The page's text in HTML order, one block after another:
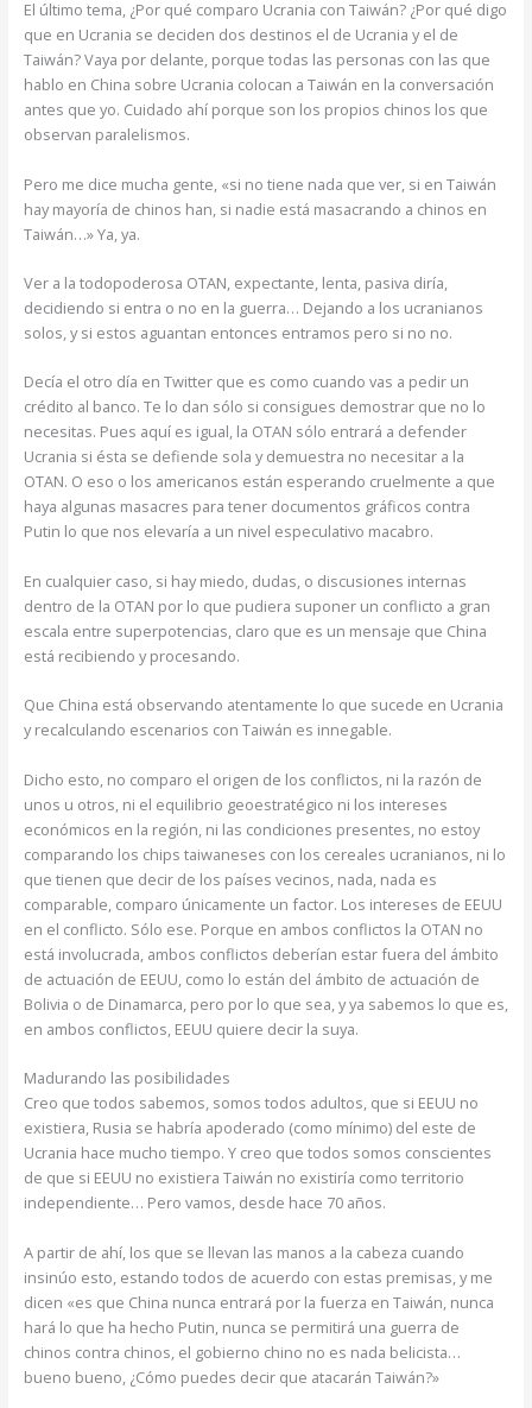
El último tema, ¿Por qué comparo Ucrania con Taiwán? ¿Por qué digo
que en Ucrania se deciden dos destinos el de Ucrania y el de
Taiwán? Vaya por delante, porque todas las personas con las que
hablo en China sobre Ucrania colocan a Taiwán en la conversación
antes que yo. Cuidado ahí porque son los propios chinos los que
observan paralelismos.
Pero me dice mucha gente, «si no tiene nada que ver, si en Taiwán
hay mayoría de chinos han, si nadie está masacrando a chinos en
Taiwán…» Ya, ya.
Ver a la todopoderosa OTAN, expectante, lenta, pasiva diría,
decidiendo si entra o no en la guerra… Dejando a los ucranianos
solos, y si estos aguantan entonces entramos pero si no no.
Decía el otro día en Twitter que es como cuando vas a pedir un
crédito al banco. Te lo dan sólo si consigues demostrar que no lo
necesitas. Pues aquí es igual, la OTAN sólo entrará a defender
Ucrania si ésta se defiende sola y demuestra no necesitar a la
OTAN. O eso o los americanos están esperando cruelmente a que
haya algunas masacres para tener documentos gráficos contra
Putin lo que nos elevaría a un nivel especulativo macabro.
En cualquier caso, si hay miedo, dudas, o discusiones internas
dentro de la OTAN por lo que pudiera suponer un conflicto a gran
escala entre superpotencias, claro que es un mensaje que China
está recibiendo y procesando.
Que China está observando atentamente lo que sucede en Ucrania
y recalculando escenarios con Taiwán es innegable.
Dicho esto, no comparo el origen de los conflictos, ni la razón de
unos u otros, ni el equilibrio geoestratégico ni los intereses
económicos en la región, ni las condiciones presentes, no estoy
comparando los chips taiwaneses con los cereales ucranianos, ni lo
que tienen que decir de los países vecinos, nada, nada es
comparable, comparo únicamente un factor. Los intereses de EEUU
en el conflicto. Sólo ese. Porque en ambos conflictos la OTAN no
está involucrada, ambos conflictos deberían estar fuera del ámbito
de actuación de EEUU, como lo están del ámbito de actuación de
Bolivia o de Dinamarca, pero por lo que sea, y ya sabemos lo que es,
en ambos conflictos, EEUU quiere decir la suya.
Madurando las posibilidades
Creo que todos sabemos, somos todos adultos, que si EEUU no
existiera, Rusia se habría apoderado (como mínimo) del este de
Ucrania hace mucho tiempo. Y creo que todos somos conscientes
de que si EEUU no existiera Taiwán no existiría como territorio
independiente… Pero vamos, desde hace 70 años.
A partir de ahí, los que se llevan las manos a la cabeza cuando
insinúo esto, estando todos de acuerdo con estas premisas, y me
dicen «es que China nunca entrará por la fuerza en Taiwán, nunca
hará lo que ha hecho Putin, nunca se permitirá una guerra de
chinos contra chinos, el gobierno chino no es nada belicista…
bueno bueno, ¿Cómo puedes decir que atacarán Taiwán?»